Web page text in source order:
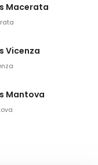
Macerata
Vicenza
Mantova